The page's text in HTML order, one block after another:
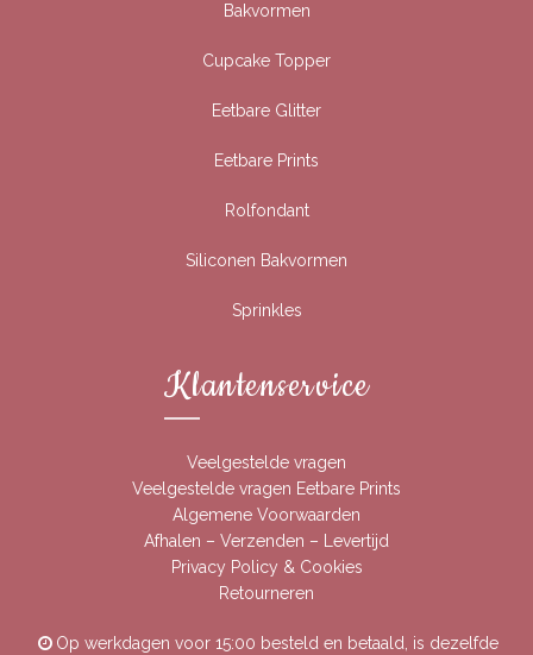
Bakvormen
Cupcake Topper
Eetbare Glitter
Eetbare Prints
Rolfondant
Siliconen Bakvormen
Sprinkles
Klantenservice
Veelgestelde vragen
Veelgestelde vragen Eetbare Prints
Algemene Voorwaarden
Afhalen – Verzenden – Levertijd
Privacy Policy & Cookies
Retourneren
Op werkdagen voor 15:00 besteld en betaald, is dezelfde